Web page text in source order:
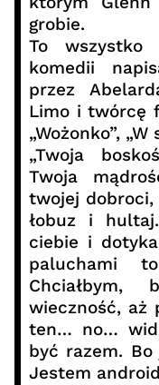
grobie.
To wszystko
komedii
przez
Limo i twórcę
„Wożonko”,
„Twoja
Twoja
twojej dobroci,
łobuz i
ciebie i
paluchami
wieczność, aż
ten… no…
być razem.
Jestem